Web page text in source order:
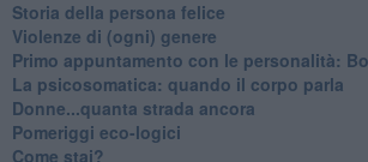
​Storia della persona felice
Violenze di (ogni) genere
​Primo appuntamento con le personalità:
La psicosomatica: quando il corpo parla
Donne...quanta strada ancora
​Pomeriggi eco-logici
​Come stai?